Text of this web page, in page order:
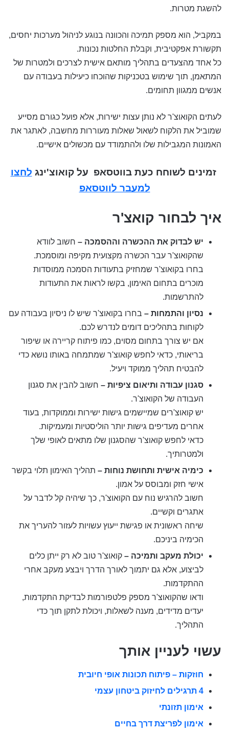
להשגת מטרות.
במקביל, הוא מספק תמיכה והכוונה בנוגע לניהול מערכות יחסים,
תקשורת אפקטיבית, וקבלת החלטות נכונות.
כל אחד מהצעדים בתהליך מותאם אישית לצרכים ולמטרות של
המתאמן, תוך שימוש בטכניקות שהוכחו כיעילות בעבודה עם
אנשים ממגוון תחומים.
לעתים הקואוצ'ר לא נותן עצות ישירות, אלא פועל כגורם מסייע
שמוביל את הלקוח לשאול שאלות מעוררות מחשבה, לאתגר את
האמונות המגבילות שלו ולהתמודד עם מכשולים אישיים.
זמינים לשוחח כעת בווטסאפ על קואוצ'ינג לחצו
למעבר לווטסאפ
איך לבחור קואצ'ר
יש לבדוק את ההכשרה וההסמכה – חשוב לוודא
שהקואוצ'ר עבר הכשרה מקצועית מקיפה ומוסמכת.
בחרו בקואוצ'ר שמחזיק בתעודות הסמכה ממוסדות
מוכרים בתחום האימון, בקשו לראות את התעודות
להתרשמות.
נסיון והתמחות – בחרו בקואוצ'ר שיש לו ניסיון בעבודה עם
לקוחות בתהליכים דומים לנדרש לכם.
אם יש צורך בתחום מסוים, כמו פיתוח קריירה או שיפור
בריאותי, כדאי לחפש קואוצ'ר שמתמחה באותו נושא כדי
להבטיח תהליך ממוקד ויעיל.
סגנון עבודה ותיאום ציפיות – חשוב להבין את סגנון
העבודה של הקואוצ'ר.
יש קואוצ'רים שמיישמים גישות ישירות וממוקדות, בעוד
אחרים מעדיפים גישות יותר הוליסטיות ומעמיקות.
כדאי לחפש קואוצ'ר שהסגנון שלו מתאים לאופי שלך
ולמטרותיך.
כימיה אישית ותחושת נוחות – תהליך האימון תלוי בקשר
אישי חזק ומבוסס על אמון.
חשוב להרגיש נוח עם הקואוצ'ר, כך שיהיה קל לדבר על
אתגרים וקשיים.
שיחה ראשונית או פגישת ייעוץ עשויות לעזור להעריך את
הכימיה ביניכם.
יכולת מעקב ותמיכה – קואוצ'ר טוב לא רק ייתן כלים
לביצוע, אלא גם יתמוך לאורך הדרך ויבצע מעקב אחרי
ההתקדמות.
ודאו שהקואוצ'ר מספק פלטפורמות לבדיקת התקדמות,
יעדים מדידים, מענה לשאלות, ויכולת לתקן תוך כדי
התהליך.
עשוי לעניין אותך
חוזקות – פיתוח תכונות אופי חיובית
4 תרגילים לחיזוק ביטחון עצמי
אימון תזונתי
אימון לפריצת דרך בחיים